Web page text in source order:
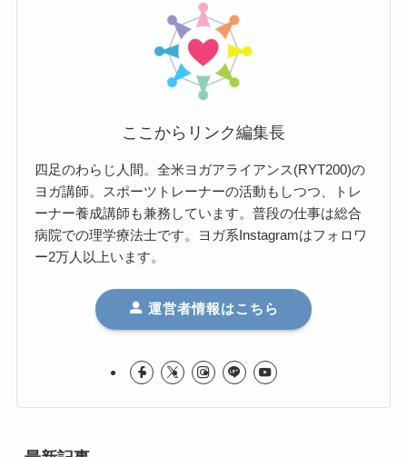
ここからリンク編集長
四足のわらじ人間。全米ヨガアライアンス(RYT200)の
ヨガ講師。スポーツトレーナーの活動もしつつ、トレ
ーナー養成講師も兼務しています。普段の仕事は総合
病院での理学療法士です。ヨガ系Instagramはフォロワ
ー2万人以上います。
運営者情報はこちら